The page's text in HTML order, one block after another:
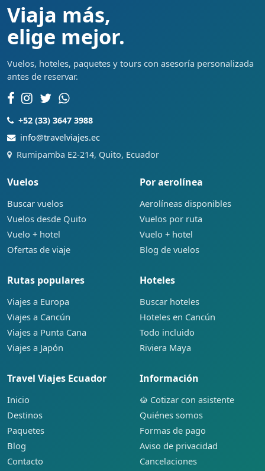
Viaja más,
elige mejor.
Vuelos, hoteles, paquetes y tours con asesoría personalizada
antes de reservar.
+52 (33) 3647 3988
info@travelviajes.ec
Rumipamba E2-214, Quito, Ecuador
Vuelos
Buscar vuelos
Vuelos desde Quito
Vuelo + hotel
Ofertas de viaje
Por aerolínea
Aerolíneas disponibles
Vuelos por ruta
Vuelo + hotel
Blog de vuelos
Rutas populares
Viajes a Europa
Viajes a Cancún
Viajes a Punta Cana
Viajes a Japón
Hoteles
Buscar hoteles
Hoteles en Cancún
Todo incluido
Riviera Maya
Travel Viajes Ecuador
Inicio
Destinos
Paquetes
Blog
Contacto
Información
Cotizar con asistente
Quiénes somos
Formas de pago
Aviso de privacidad
Cancelaciones